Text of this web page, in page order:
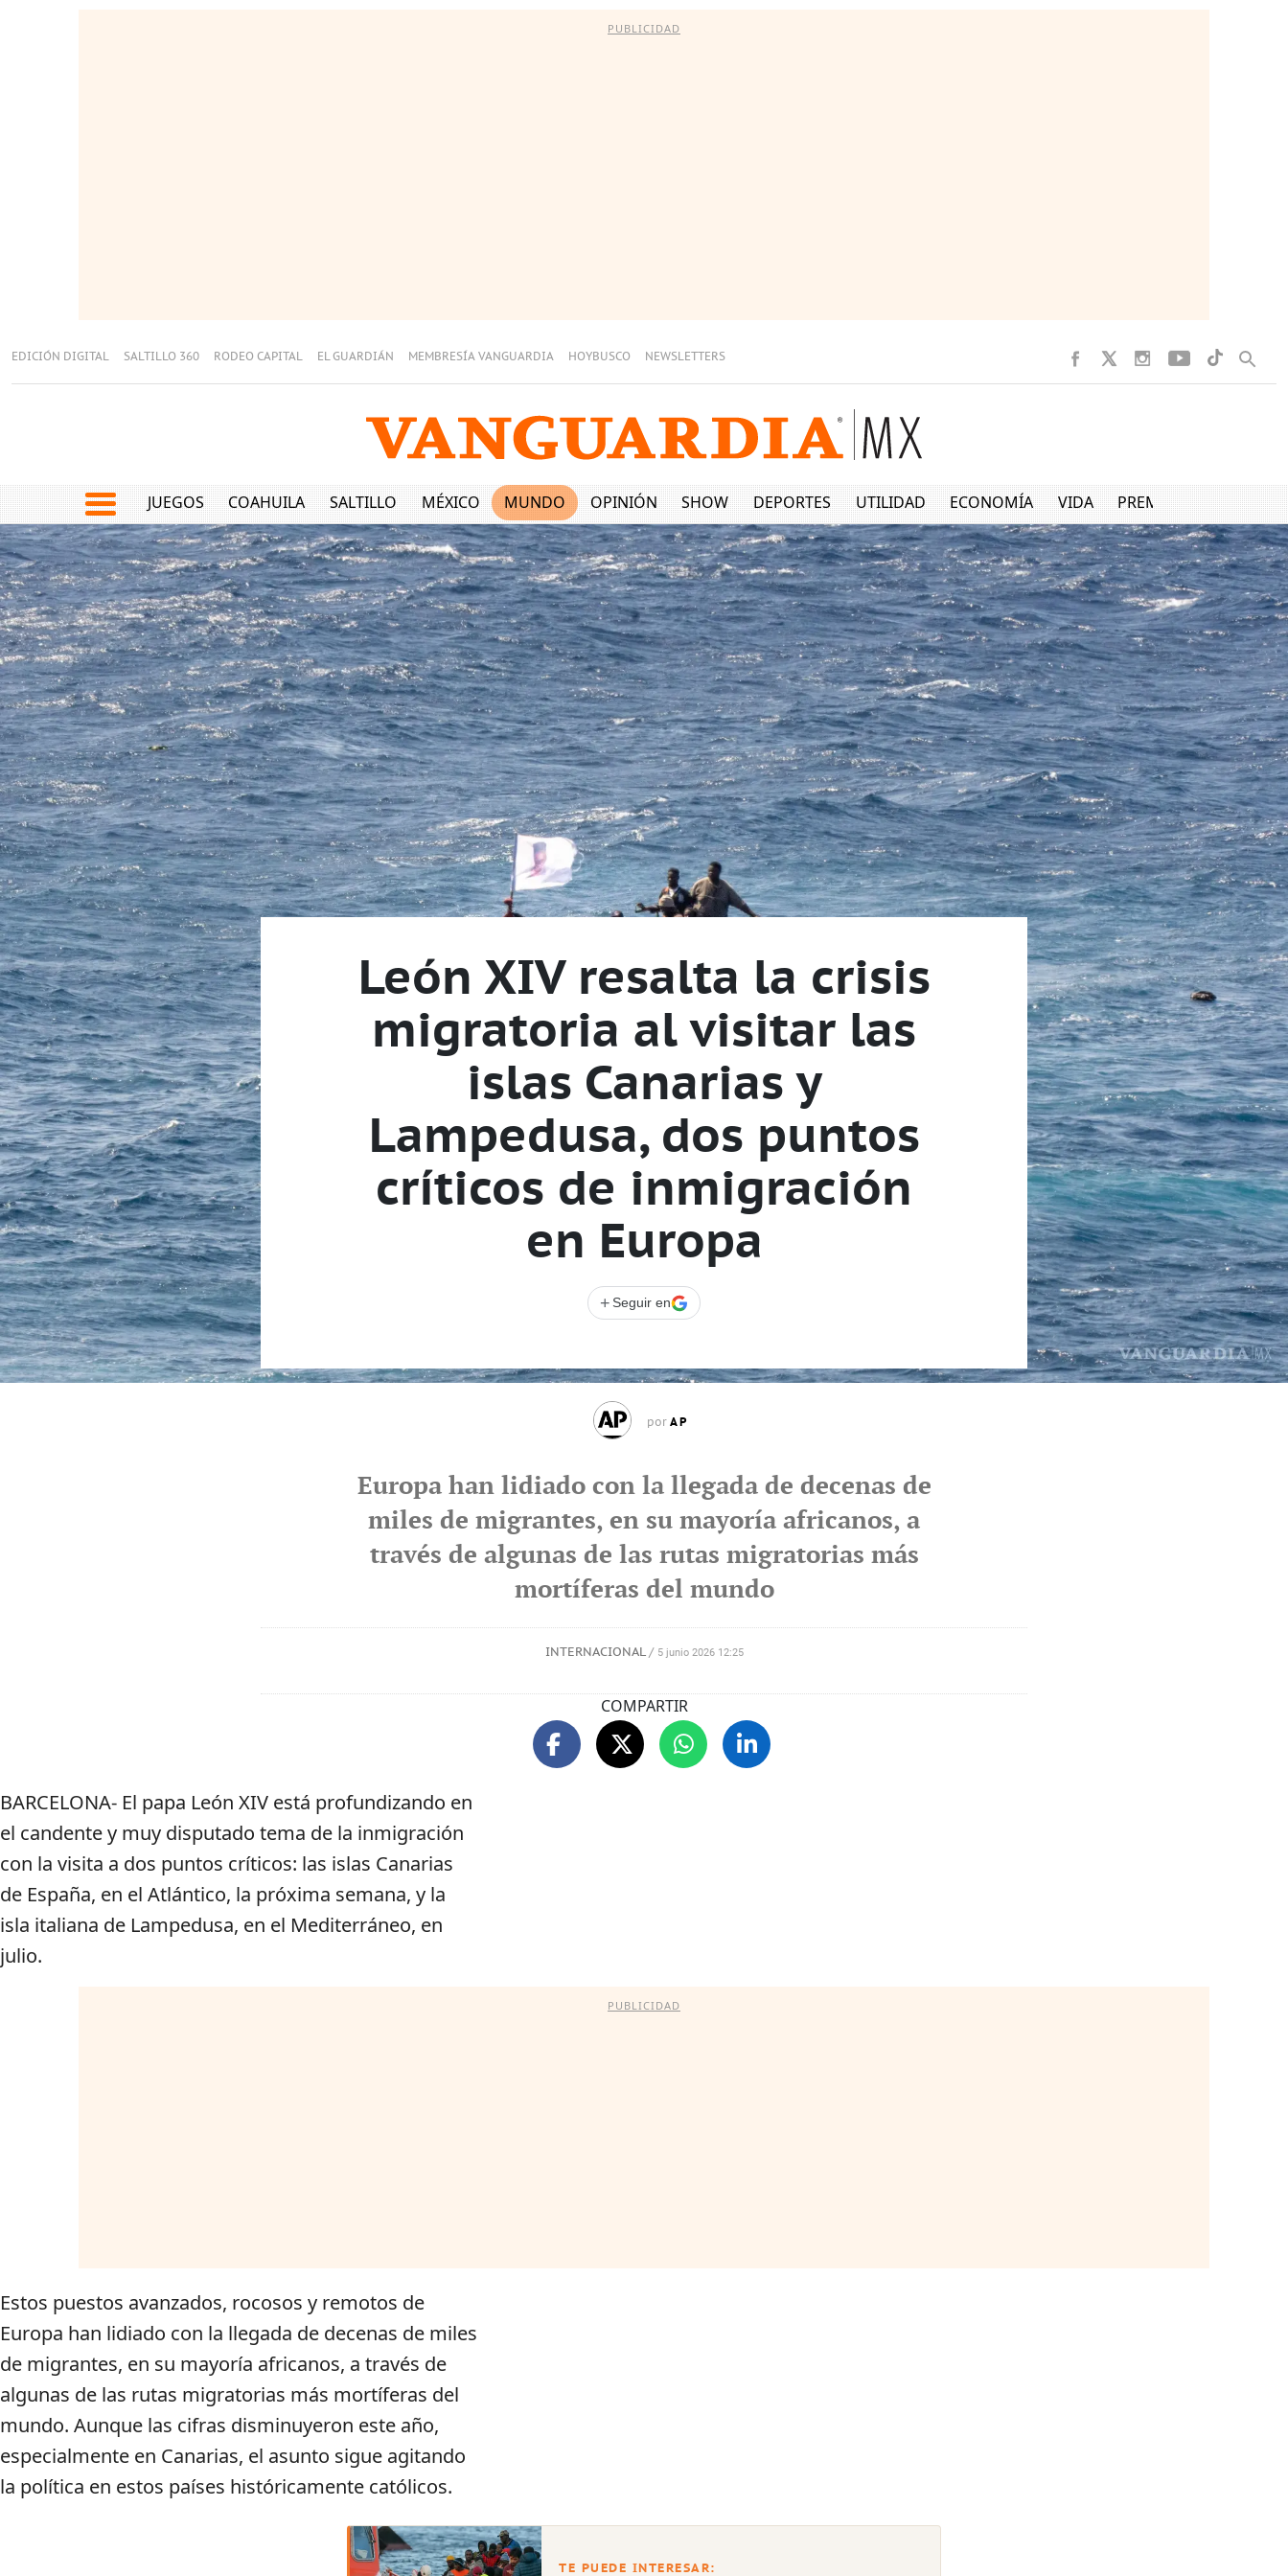
PUBLICIDAD
EDICIÓN DIGITAL SALTILLO 360 RODEO CAPITAL EL GUARDIÁN MEMBRESÍA VANGUARDIA HOYBUSCO NEWSLETTERS
JUEGOS COAHUILA SALTILLO MÉXICO MUNDO OPINIÓN SHOW DEPORTES UTILIDAD ECONOMÍA VIDA PREMIUM
León XIV resalta la crisis
migratoria al visitar las
islas Canarias y
Lampedusa, dos puntos
críticos de inmigración
en Europa
+ Seguir en
porAP
Europa han lidiado con la llegada de decenas de
miles de migrantes, en su mayoría africanos, a
través de algunas de las rutas migratorias más
mortíferas del mundo
INTERNACIONAL / 5 junio 2026 12:25
COMPARTIR
BARCELONA- El papa León XIV está profundizando en
el candente y muy disputado tema de la inmigración
con la visita a dos puntos críticos: las islas Canarias
de España, en el Atlántico, la próxima semana, y la
isla italiana de Lampedusa, en el Mediterráneo, en
julio.
PUBLICIDAD
Estos puestos avanzados, rocosos y remotos de
Europa han lidiado con la llegada de decenas de miles
de migrantes, en su mayoría africanos, a través de
algunas de las rutas migratorias más mortíferas del
mundo. Aunque las cifras disminuyeron este año,
especialmente en Canarias, el asunto sigue agitando
la política en estos países históricamente católicos.